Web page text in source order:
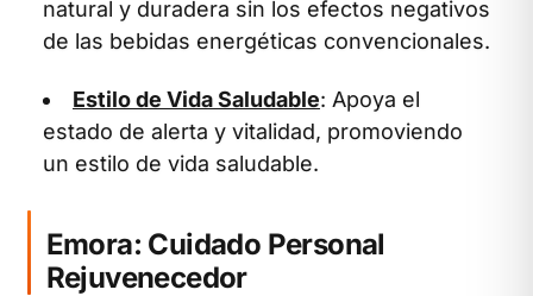
natural y duradera sin los efectos negativos
de las bebidas energéticas convencionales.
Estilo de Vida Saludable: Apoya el
estado de alerta y vitalidad, promoviendo
un estilo de vida saludable.
Emora: Cuidado Personal
Rejuvenecedor